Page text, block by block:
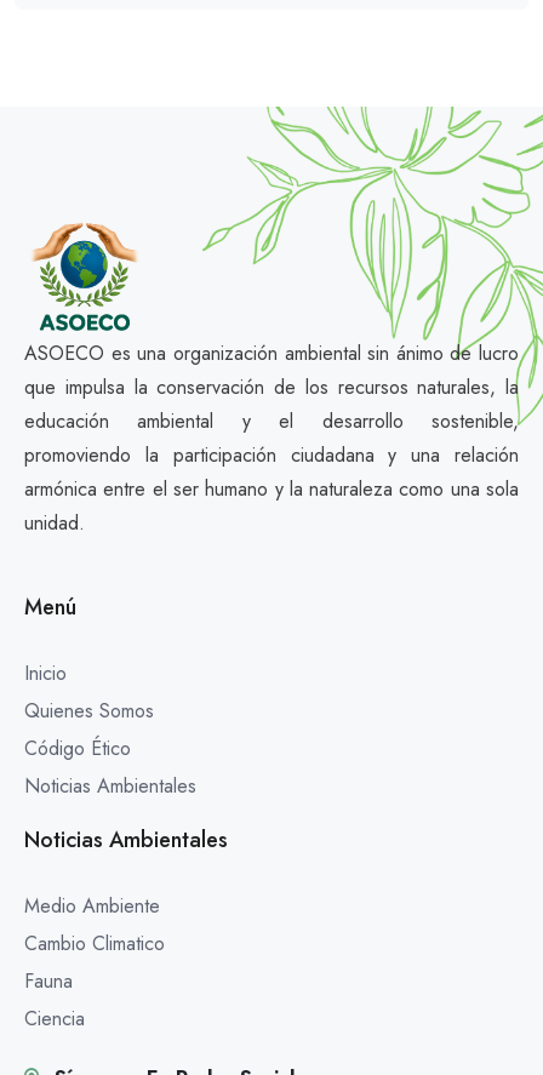
ASOECO es una organización ambiental sin ánimo de lucro
que impulsa la conservación de los recursos naturales, la
educación ambiental y el desarrollo sostenible,
promoviendo la participación ciudadana y una relación
armónica entre el ser humano y la naturaleza como una sola
unidad.
Menú
Inicio
Quienes Somos
Código Ético
Noticias Ambientales
Noticias Ambientales
Medio Ambiente
Cambio Climatico
Fauna
Ciencia